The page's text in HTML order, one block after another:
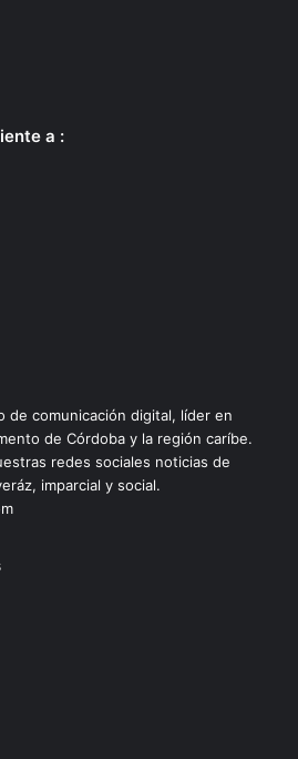
a :
de comunicación digital, líder en
de Córdoba y la región caríbe.
redes sociales noticias de
imparcial y social.